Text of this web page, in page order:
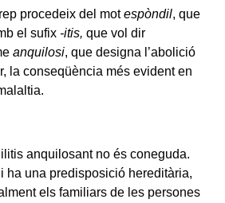
procedeix del motespòndil, que
el sufix -itis, que vol dir
anquilosi, que designa l’abolició
la conseqüència més evident en
anquilosant no és coneguda.
ha una predisposició hereditària,
els familiars de les persones